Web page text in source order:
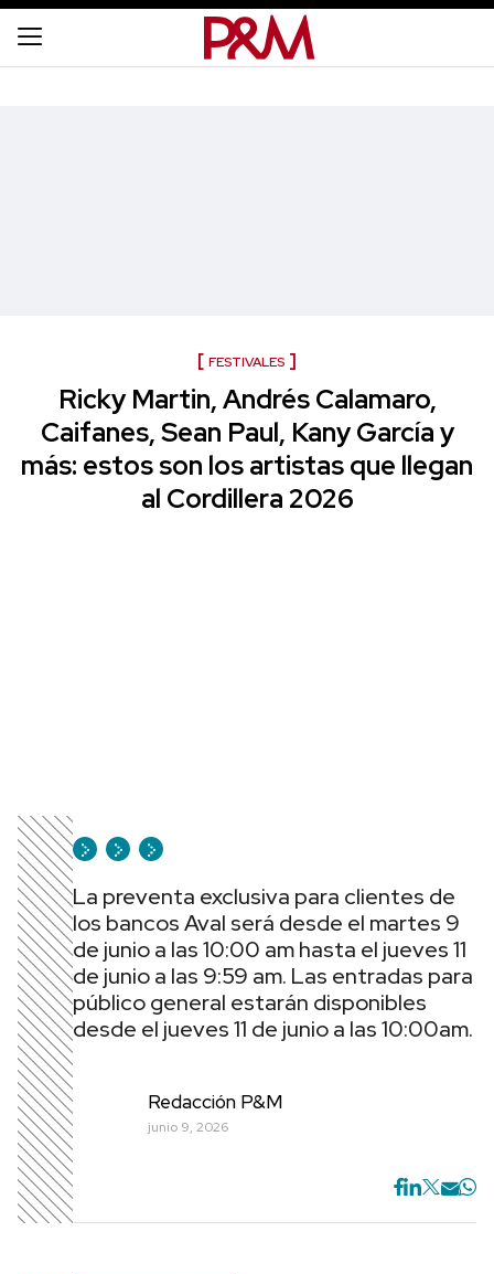
FESTIVALES
Ricky Martin, Andrés Calamaro,
Caifanes, Sean Paul, Kany García y
más: estos son los artistas que llegan
al Cordillera 2026
La preventa exclusiva para clientes de
los bancos Aval será desde el martes 9
de junio a las 10:00 am hasta el jueves 11
de junio a las 9:59 am. Las entradas para
público general estarán disponibles
desde el jueves 11 de junio a las 10:00am.
Redacción P&M
junio 9, 2026